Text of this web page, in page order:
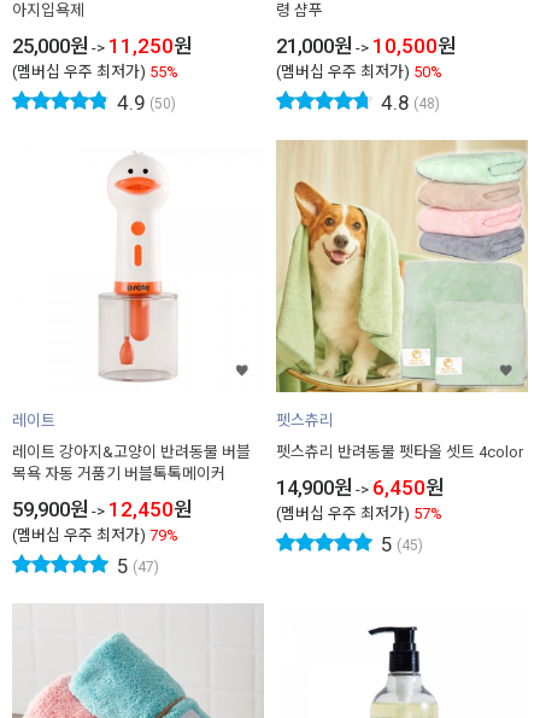
아지입욕제
25,000원 -> 11,250원
(멤버십 우주 최저가) 55%
4.9 (50)
령 샴푸
21,000원 -> 10,500원
(멤버십 우주 최저가) 50%
4.8 (48)
레이트
레이트 강아지&고양이 반려동물 버블
목욕 자동 거품기 버블톡톡메이커
59,900원 -> 12,450원
(멤버십 우주 최저가) 79%
5 (47)
펫스츄리
펫스츄리 반려동물 펫타올 셋트 4color
14,900원 -> 6,450원
(멤버십 우주 최저가) 57%
5 (45)